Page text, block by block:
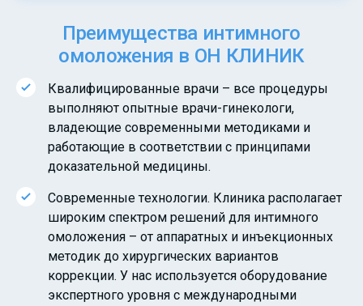
Преимущества интимного
омоложения в ОН КЛИНИК
Квалифицированные врачи – все процедуры
выполняют опытные врачи-гинекологи,
владеющие современными методиками и
работающие в соответствии с принципами
доказательной медицины.
Современные технологии. Клиника располагает
широким спектром решений для интимного
омоложения – от аппаратных и инъекционных
методик до хирургических вариантов
коррекции. У нас используется оборудование
экспертного уровня с международными